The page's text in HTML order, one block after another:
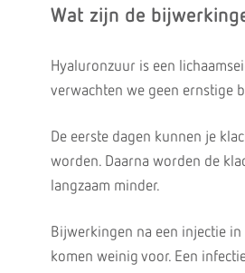
Wat zijn de
Hyaluronzuur is een
verwachten we geen ernstige
De eerste dagen kunnen je
worden. Daarna worden de
langzaam minder.
Bijwerkingen na een injectie
komen weinig voor. Een